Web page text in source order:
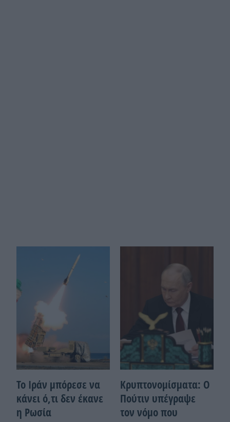
Το Ιράν μπόρεσε να
κάνει ό,τι δεν έκανε
η Ρωσία
Κρυπτονομίσματα: Ο
Πούτιν υπέγραψε
τον νόμο που